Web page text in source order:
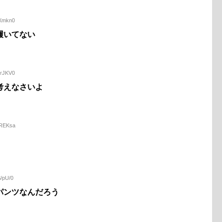
いてない
えなさいよ
pU/0
ツなんだろう